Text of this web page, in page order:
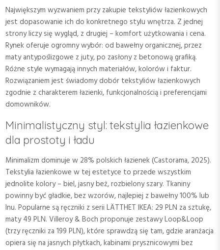
Największym wyzwaniem przy zakupie tekstyliów łazienkowych
jest dopasowanie ich do konkretnego stylu wnętrza. Z jednej
strony liczy się wygląd, z drugiej – komfort użytkowania i cena.
Rynek oferuje ogromny wybór: od bawełny organicznej, przez
maty antypoślizgowe z juty, po zasłony z betonową grafiką.
Różne style wymagają innych materiałów, kolorów i faktur.
Rozwiązaniem jest świadomy dobór tekstyliów łazienkowych
zgodnie z charakterem łazienki, funkcjonalnością i preferencjami
domowników.
Minimalistyczny styl: tekstylia łazienkowe
dla prostoty i ładu
Minimalizm dominuje w 28% polskich łazienek (Castorama, 2025).
Tekstylia łazienkowe w tej estetyce to przede wszystkim
jednolite kolory – biel, jasny beż, rozbielony szary. Tkaniny
powinny być gładkie, bez wzorów, najlepiej z bawełny 100% lub
lnu. Popularne są ręczniki z serii LÄTTHET IKEA: 29 PLN za sztukę,
maty 49 PLN. Villeroy & Boch proponuje zestawy Loop&Loop
(trzy ręczniki za 199 PLN), które sprawdzą się tam, gdzie aranżacja
opiera się na jasnych płytkach, kabinami prysznicowymi bez